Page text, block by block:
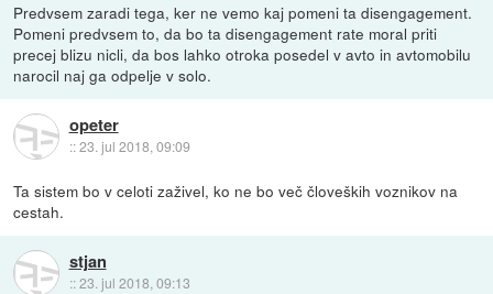
Predvsem zaradi tega, ker ne vemo kaj pomeni ta disengagement.
Pomeni predvsem to, da bo ta disengagement rate moral priti
precej blizu nicli, da bos lahko otroka posedel v avto in avtomobilu
narocil naj ga odpelje v solo.
opeter
::23. jul 2018, 09:09
Ta sistem bo v celoti zaživel, ko ne bo več človeških voznikov na
cestah.
stjan
::23. jul 2018, 09:13